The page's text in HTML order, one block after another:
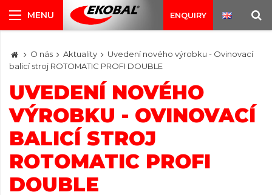
ENQUIRY
O nás Aktuality
Uvedení nového výrobku - Ovinovací
balicí stroj ROTOMATIC PROFI DOUBLE
UVEDENÍ NOVÉHO
VÝROBKU - OVINOVACÍ
BALICÍ STROJ
ROTOMATIC PROFI
DOUBLE